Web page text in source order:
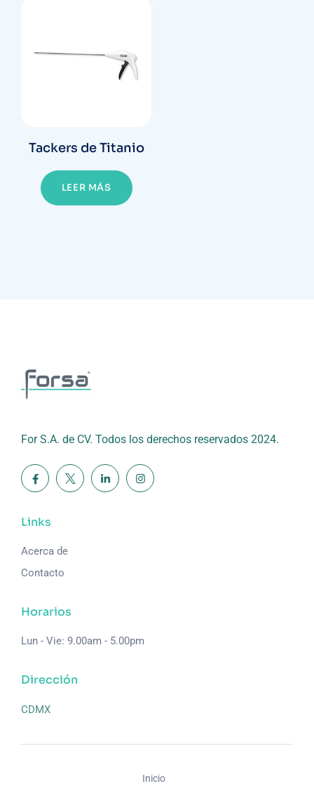
Tackers de Titanio
LEER MÁS
For S.A. de CV. Todos los derechos reservados 2024.
Links
Acerca de
Contacto
Horarios
Lun - Vie: 9.00am - 5.00pm
Dirección
CDMX
Inicio